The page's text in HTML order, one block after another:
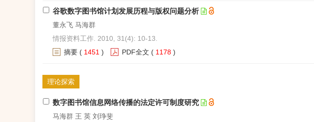
谷歌数字图书馆计划发展历程与版权问题分析
董永飞 马海群
情报资料工作. 2010, 31(4): 10-13.
摘要 ( 1451 ) PDF全文 ( 1178 )
理论探索
数字图书馆信息网络传播的法定许可制度研究
马海群 王 英 刘琤斐